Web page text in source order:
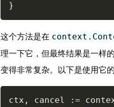
}
这个方法是在
理一下它，但最终结果是一样
变得非常复杂。以下是使用它
ctx , cancel :=